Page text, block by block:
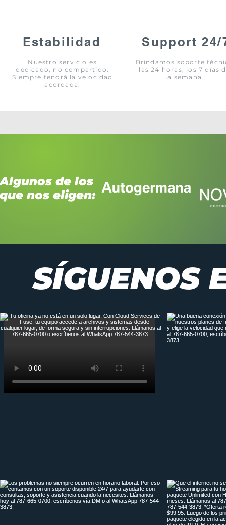
Estabilidad
Nuestro servicio es
dedicado, no compartido.
Siempre tendrá la velocidad
acordada.
Support 24/
Brindamos soporte
las 24 horas, los 7 días
la semana.
Algunos de los
que nos eligen:
SÍGUENOS